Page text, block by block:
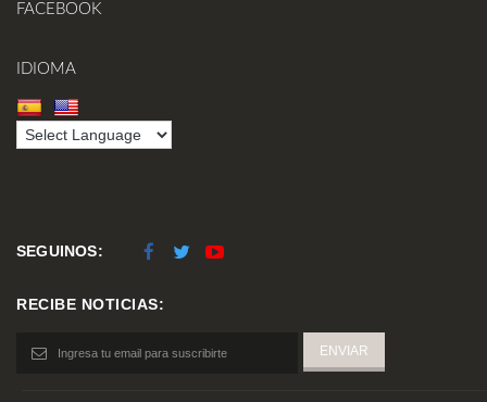
FACEBOOK
IDIOMA
SEGUINOS:
RECIBE NOTICIAS: